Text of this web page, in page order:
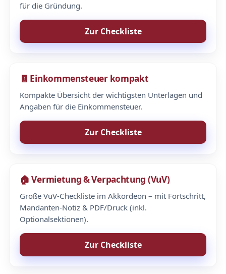
für die Gründung.
Zur Checkliste
🧾 Einkommensteuer kompakt
Kompakte Übersicht der wichtigsten Unterlagen und
Angaben für die Einkommensteuer.
Zur Checkliste
🏠 Vermietung & Verpachtung (VuV)
Große VuV-Checkliste im Akkordeon – mit Fortschritt,
Mandanten-Notiz & PDF/Druck (inkl.
Optionalsektionen).
Zur Checkliste